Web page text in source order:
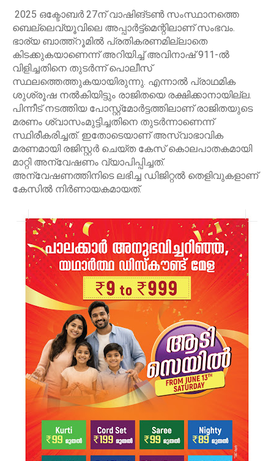
2025 ഒക്ടോബർ 27ന് വാഷിങ്ടൺ സംസ്ഥാനത്തെ
ബെല്ലെവ്യൂവിലെ അപ്പാർട്ട്‌മെന്റിലാണ് സംഭവം.
ഭാര്യ ബാത്ത്റൂമിൽ പ്രതികരണമില്ലാതെ
കിടക്കുകയാണെന്ന് അറിയിച്ച് അവിനാഷ് 911-ൽ
വിളിച്ചതിനെ തുടർന്ന് പൊലീസ്
സ്ഥലത്തെത്തുകയായിരുന്നു. എന്നാൽ പ്രാഥമിക
ശുശ്രൂഷ നൽകിയിട്ടും രാജിതയെ രക്ഷിക്കാനായില്ല.
പിന്നീട് നടത്തിയ പോസ്റ്റ്മോർട്ടത്തിലാണ് രാജിതയുടെ
മരണം ശ്വാസംമുട്ടിച്ചതിനെ തുടർന്നാണെന്ന്
സ്ഥിരീകരിച്ചത്. ഇതോടെയാണ് അസ്വാഭാവിക
മരണമായി രജിസ്റ്റർ ചെയ്ത കേസ് കൊലപാതകമായി
മാറ്റി അന്വേഷണം വ്യാപിപ്പിച്ചത്.
അന്വേഷണത്തിനിടെ ലഭിച്ച ഡിജിറ്റൽ തെളിവുകളാണ്
കേസിൽ നിർണായകമായത്.